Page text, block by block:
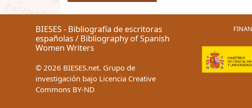
BIESES - Bibliografía de escritoras
españolas / Bibliography of Spanish
Women Writers
© 2026 BIESES.net. Grupo de
investigación bajo Licencia Creative
Commons BY-ND